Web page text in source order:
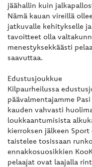
jäähallin kuin
Nämä kauan vireillä
jatkuvalle kehitykselle
tavoitteet olla
menestyksekkäästi
saavuttaa.
Edustusjoukkue
Kilpaurheilussa
päävalmentajamme
kauden vahvasti
loukkaantumisista
kierroksen jälkeen
taistelee tosissaan
ennakkosuosikkien
pelaajat ovat laajalla